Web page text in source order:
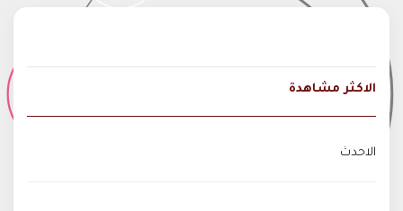
الاكثر مشاهدة
الاحدث